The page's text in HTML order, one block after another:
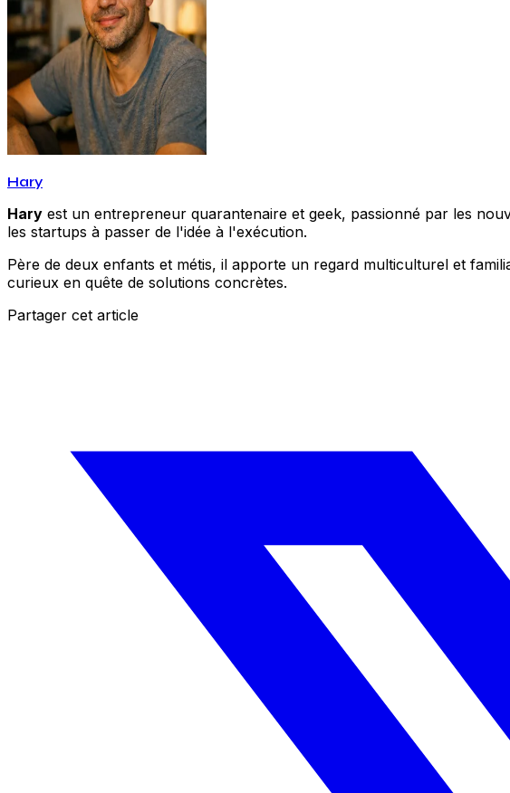
Hary
Hary est un entrepreneur quarantenaire et geek, passionné par les
les startups à passer de l'idée à l'exécution.
Père de deux enfants et métis, il apporte un regard multiculturel et
curieux en quête de solutions concrètes.
Partager cet article